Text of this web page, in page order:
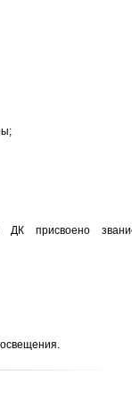
ДК присвоено
освещения.